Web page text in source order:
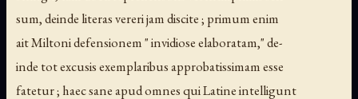
sum, deinde literas vereri jam discite ; primum enim
ait Miltoni defensionem " invidiose elaboratam," de-
inde tot excusis exemplaribus approbatissimam esse
fatetur ; haec sane apud omnes qui Latine intelligunt